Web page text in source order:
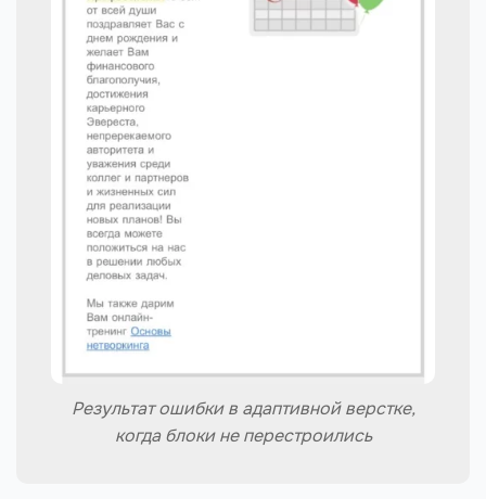
Результат ошибки в адаптивной верстке,
когда блоки не перестроились